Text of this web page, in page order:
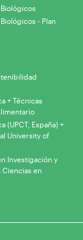
- Plan
+ Técnicas
(UPCT, España) +
University of
Investigación y
Ciencias en